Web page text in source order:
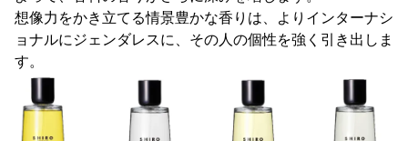
想像力をかき立てる情景豊かな香りは、よりインターナシ
ョナルにジェンダレスに、その人の個性を強く引き出しま
す。